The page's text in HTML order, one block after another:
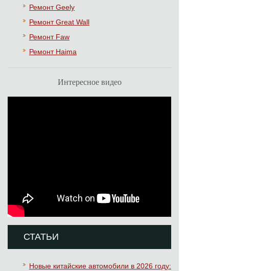
Ремонт Geely
Ремонт Great Wall
Ремонт Faw
Ремонт Haima
Интересное видео
СТАТЬИ
Новые китайские автомобили в 2026 году: